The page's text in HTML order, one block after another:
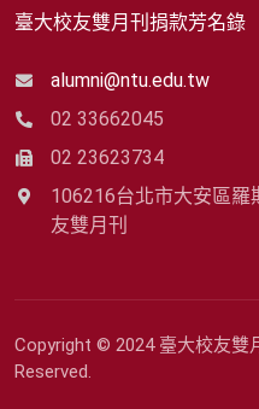
臺大校友雙月刊捐款芳名錄
alumni@ntu.edu.tw
02 33662045
02 23623734
106216台北市大安區
友雙月刊
Copyright © 2024 臺大校友雙
Reserved.